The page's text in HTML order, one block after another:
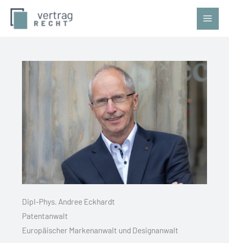
Zum
Dipl-Phys. Andree Eckhardt
Patentanwalt
Europäischer Markenanwalt und Designanwalt